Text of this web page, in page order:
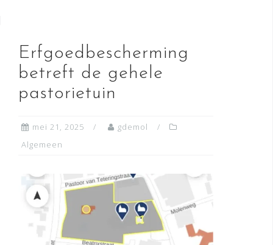
Erfgoedbescherming
betreft de gehele
pastorietuin
mei 21, 2025
gdemol
Algemeen